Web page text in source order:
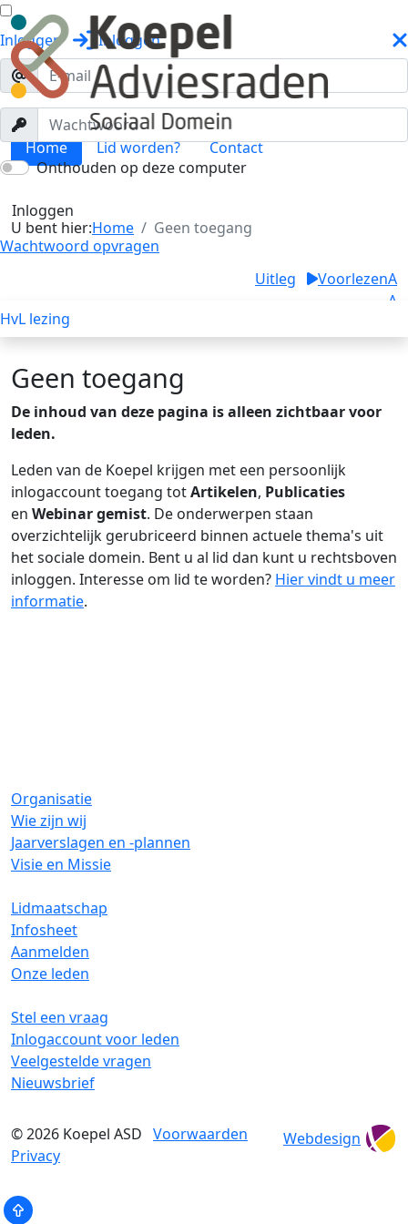
Inloggen Inloggen
Onthouden op deze computer
Inloggen
Wachtwoord opvragen
HvL lezing
Home Lid worden? Contact
U bent hier:Home Geen toegang
Uitleg VoorlezenA
A
Geen toegang
De inhoud van deze pagina is alleen zichtbaar voor
leden.
Leden van de Koepel krijgen met een persoonlijk
inlogaccount toegang totArtikelen, Publicaties
en Webinar gemist. De onderwerpen staan
overzichtelijk gerubriceerd binnen actuele thema's uit
het sociale domein. Bent u al lid dan kunt u rechtsboven
inloggen. Interesse om lid te worden? Hier vindt u meer
informatie.
Organisatie
Wie zijn wij
Jaarverslagen en -plannen
Visie en Missie
Lidmaatschap
Infosheet
Aanmelden
Onze leden
Stel een vraag
Inlogaccount voor leden
Veelgestelde vragen
Nieuwsbrief
© 2026 Koepel ASD Voorwaarden
Privacy
Webdesign